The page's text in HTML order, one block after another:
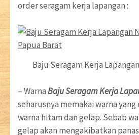
order seragam kerja lapangan :
Baju Seragam Kerja
– WarnaBaju Seragam Kerja
seharusnya memakai warna yang
warna hitam dan gelap. Sebab
gelap akan mengakibatkan